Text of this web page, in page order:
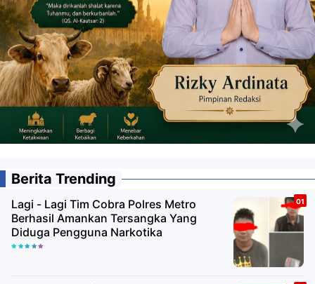
Berita Trending
Lagi - Lagi Tim Cobra Polres Metro
Berhasil Amankan Tersangka Yang
Diduga Pengguna Narkotika